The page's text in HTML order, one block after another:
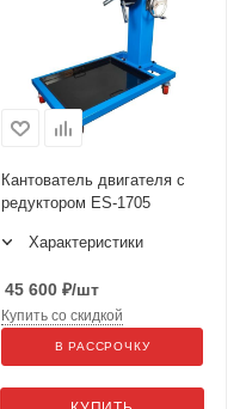
Кантователь двигателя с
редуктором ES-1705
Характеристики
45 600 ₽/шт
Купить со скидкой
В РАССРОЧКУ